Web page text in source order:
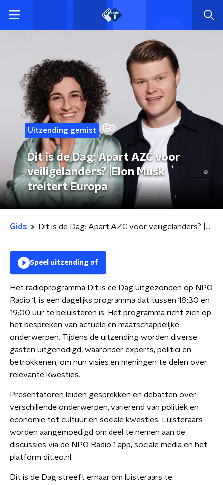
Uitzending gemist
Dit is de Dag: Apart AZC voor
veiligelanders? |Elon Musk
treitert Europa
Gids Dit is de Dag: Apart AZC voor veiligelanders? |Elon Musk treitert Europa
Speel uitzending af
Het radioprogramma Dit is de Dag uitgezonden op NPO
Radio 1, is een dagelijks programma dat tussen 18:30 en
19:00 uur te beluisteren is. Het programma richt zich op
het bespreken van actuele en maatschappelijke
onderwerpen. Tijdens de uitzending worden diverse
gasten uitgenodigd, waaronder experts, politici en
betrokkenen, om hun visies en meningen te delen over
relevante kwesties.
Presentatoren leiden gesprekken en debatten over
verschillende onderwerpen, variërend van politiek en
economie tot cultuur en sociale kwesties. Luisteraars
worden aangemoedigd om deel te nemen aan de
discussies via de NPO Radio 1 app, sociale media en het
platform dit.eo.nl
Dit is de Dag streeft ernaar om luisteraars te